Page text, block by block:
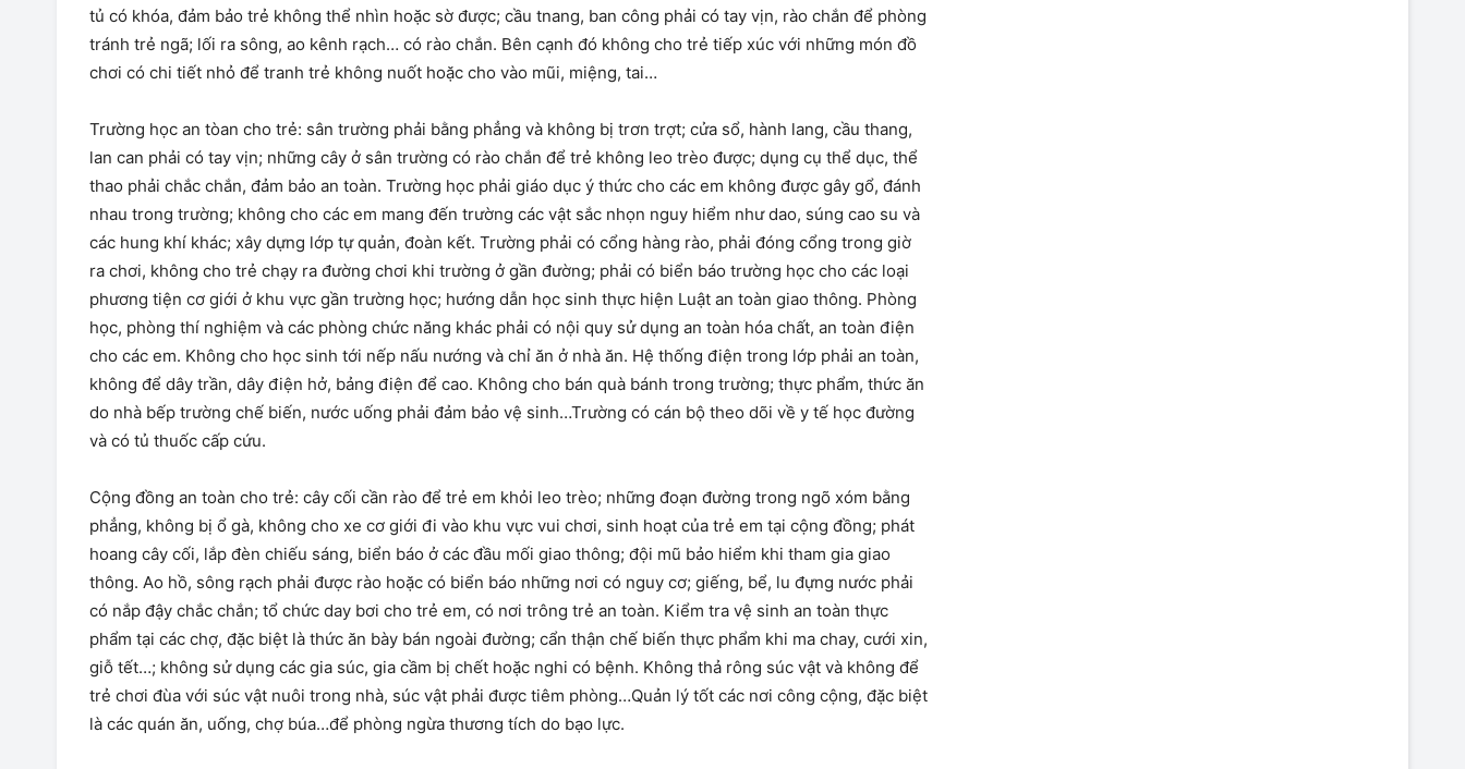
tủ có khóa, đảm bảo trẻ không thể nhìn hoặc sờ được; cầu tnang, ban công phải có tay vịn, rào chắn để phòng
tránh trẻ ngã; lối ra sông, ao kênh rạch… có rào chắn. Bên cạnh đó không cho trẻ tiếp xúc với những món đồ
chơi có chi tiết nhỏ để tranh trẻ không nuốt hoặc cho vào mũi, miệng, tai…
Trường học an tòan cho trẻ: sân trường phải bằng phẳng và không bị trơn trợt; cửa sổ, hành lang, cầu thang,
lan can phải có tay vịn; những cây ở sân trường có rào chắn để trẻ không leo trèo được; dụng cụ thể dục, thể
thao phải chắc chắn, đảm bảo an toàn. Trường học phải giáo dục ý thức cho các em không được gây gổ, đánh
nhau trong trường; không cho các em mang đến trường các vật sắc nhọn nguy hiểm như dao, súng cao su và
các hung khí khác; xây dựng lớp tự quản, đoàn kết. Trường phải có cổng hàng rào, phải đóng cổng trong giờ
ra chơi, không cho trẻ chạy ra đường chơi khi trường ở gần đường; phải có biển báo trường học cho các loại
phương tiện cơ giới ở khu vực gần trường học; hướng dẫn học sinh thực hiện Luật an toàn giao thông. Phòng
học, phòng thí nghiệm và các phòng chức năng khác phải có nội quy sử dụng an toàn hóa chất, an toàn điện
cho các em. Không cho học sinh tới nếp nấu nướng và chỉ ăn ở nhà ăn. Hệ thống điện trong lớp phải an toàn,
không để dây trần, dây điện hở, bảng điện để cao. Không cho bán quà bánh trong trường; thực phẩm, thức ăn
do nhà bếp trường chế biến, nước uống phải đảm bảo vệ sinh…Trường có cán bộ theo dõi về y tế học đường
và có tủ thuốc cấp cứu.
Cộng đồng an toàn cho trẻ: cây cối cần rào để trẻ em khỏi leo trèo; những đoạn đường trong ngõ xóm bằng
phẳng, không bị ổ gà, không cho xe cơ giới đi vào khu vực vui chơi, sinh hoạt của trẻ em tại cộng đồng; phát
hoang cây cối, lắp đèn chiếu sáng, biển báo ở các đầu mối giao thông; đội mũ bảo hiểm khi tham gia giao
thông. Ao hồ, sông rạch phải được rào hoặc có biển báo những nơi có nguy cơ; giếng, bể, lu đựng nước phải
có nắp đậy chắc chắn; tổ chức day bơi cho trẻ em, có nơi trông trẻ an toàn. Kiểm tra vệ sinh an toàn thực
phẩm tại các chợ, đặc biệt là thức ăn bày bán ngoài đường; cẩn thận chế biến thực phẩm khi ma chay, cưới xin,
giỗ tết…; không sử dụng các gia súc, gia cầm bị chết hoặc nghi có bệnh. Không thả rông súc vật và không để
trẻ chơi đùa với súc vật nuôi trong nhà, súc vật phải được tiêm phòng…Quản lý tốt các nơi công cộng, đặc biệt
là các quán ăn, uống, chợ búa…để phòng ngừa thương tích do bạo lực.